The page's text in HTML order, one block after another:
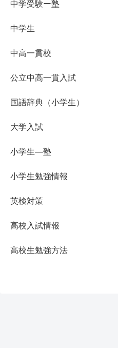
中学受験ー塾
中学生
中高一貫校
公立中高一貫入試
国語辞典（小学生）
大学入試
小学生―塾
小学生勉強情報
英検対策
高校入試情報
高校生勉強方法